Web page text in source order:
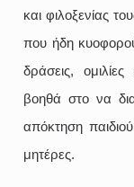
και φιλοξενίας
που ήδη
δράσεις,
βοηθά στο να
απόκτηση
μητέρες.